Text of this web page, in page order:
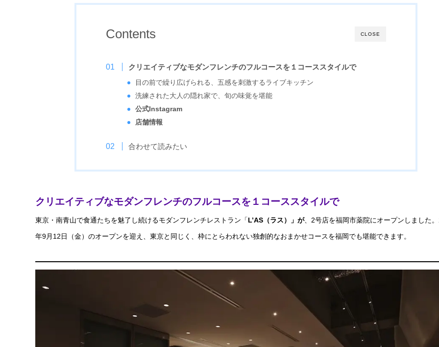
CLOSE
Contents
クリエイティブなモダンフレンチのフルコースを１コーススタイルで
目の前で繰り広げられる、五感を刺激するライブキッチン
洗練された大人の隠れ家で、旬の味覚を堪能
公式Instagram
店舗情報
合わせて読みたい
クリエイティブなモダンフレンチのフルコースを１コーススタイルで
東京・南青山で食通たちを魅了し続けるモダンフレンチレストラン「L’AS（ラス）」が、2号店を福岡市薬院にオープンしました
年9月12日（金）のオープンを迎え、東京と同じく、枠にとらわれない独創的なおまかせコースを福岡でも堪能できます。